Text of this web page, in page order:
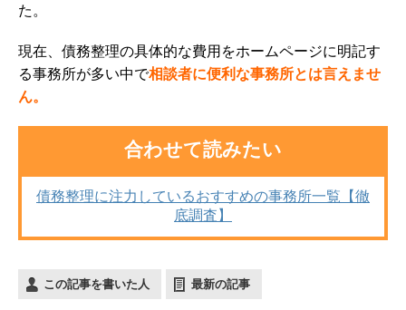
た。
現在、債務整理の具体的な費用をホームページに明記す
る事務所が多い中で相談者に便利な事務所とは言えませ
ん。
合わせて読みたい
債務整理に注力しているおすすめの事務所一覧【徹
底調査】
この記事を書いた人 最新の記事